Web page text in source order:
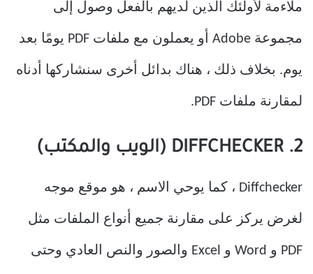
ملاءمة لأولئك الذين لديهم بالفعل وصول إلى
مجموعة Adobe أو يعملون مع ملفات PDF يومًا بعد
يوم. بخلاف ذلك ، هناك بدائل أخرى سنشاركها أدناه
لمقارنة ملفات PDF.
2. DIFFCHECKER (الويب والمكتب)
Diffchecker ، كما يوحي الاسم ، هو موقع موجه
لغرض يركز على مقارنة جميع أنواع الملفات مثل
PDF و Word و Excel والصور والنص العادي وحتى